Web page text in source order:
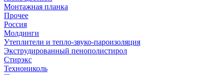
Монтажная планка
Прочее
Россия
Молдинги
Утеплители и тепло-звуко-пароизоляция
Экструдированный пенополистирол
Стирэкс
Технониколь